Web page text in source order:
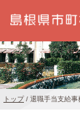
このページの本文
現
トップ/ 退職手当支給事